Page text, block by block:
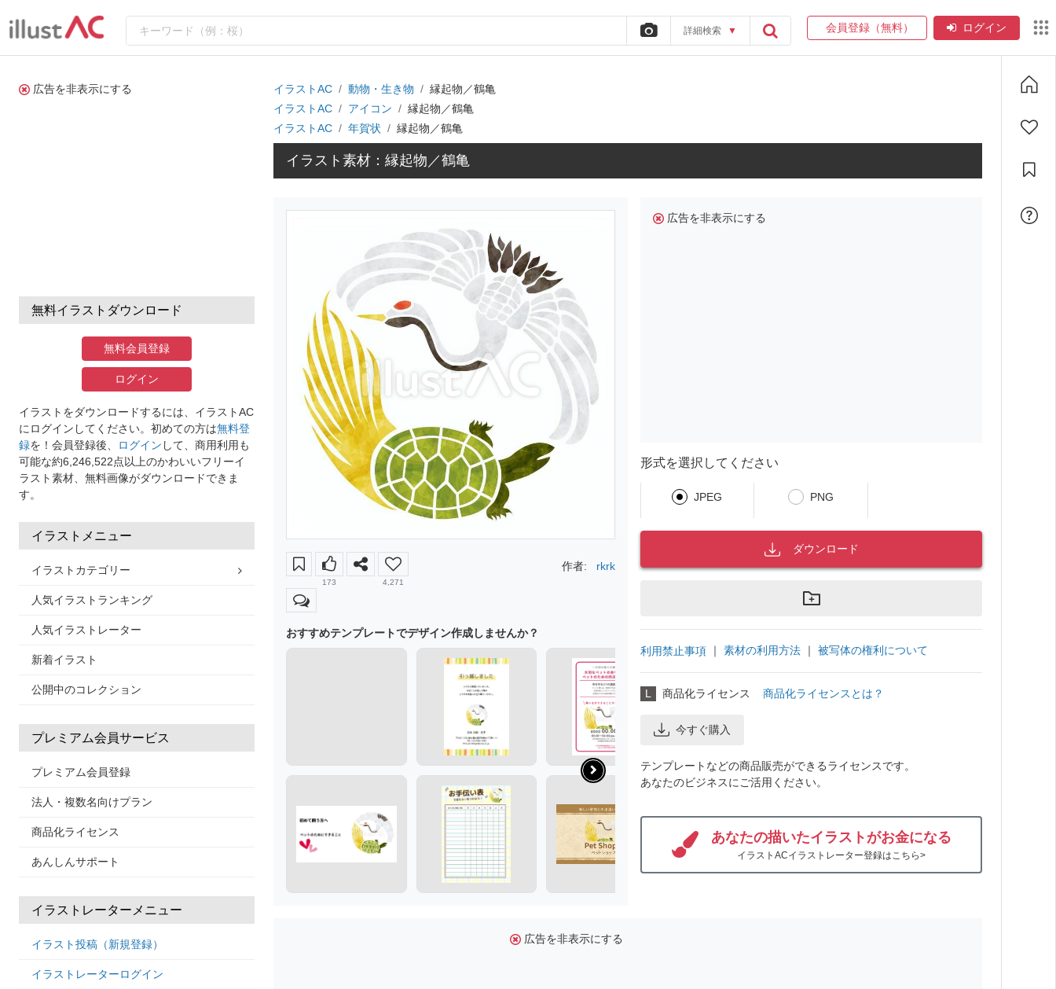
詳細検索 ▼ 会員登録（無料） ログイン
広告を非表示にする
無料イラストダウンロード
無料会員登録
ログイン
イラストをダウンロードするには、イラストAC
にログインしてください。初めての方は無料登
録を！会員登録後、 ログイン して、商用利用も
可能な約6,246,522点以上のかわいいフリーイ
ラスト素材、無料画像がダウンロードできま
す。
イラストメニュー
イラストカテゴリー
人気イラストランキング
人気イラストレーター
新着イラスト
公開中のコレクション
プレミアム会員サービス
プレミアム会員登録
法人・複数名向けプラン
商品化ライセンス
あんしんサポート
イラストレーターメニュー
イラスト投稿（新規登録）
イラストレーターログイン
イラストAC 動物・生き物
縁起物／鶴亀
イラストAC
アイコン
縁起物／鶴亀
イラストAC
年賀状 縁起物／鶴亀
イラスト素材：縁起物／鶴亀
173 4,271
作者: rkrk
おすすめテンプレートでデザイン作成しませんか？
広告を非表示にする
形式を選択してください
JPEG PNG
ダウンロード
利用禁止事項 ｜ 素材の利用方法 ｜ 被写体の権利について
L 商品化ライセンス 商品化ライセンスとは？
今すぐ購入
テンプレートなどの商品販売ができるライセンスです。
あなたのビジネスにご活用ください。
あなたの描いたイラストがお金になる
イラストACイラストレーター登録はこちら>
広告を非表示にする